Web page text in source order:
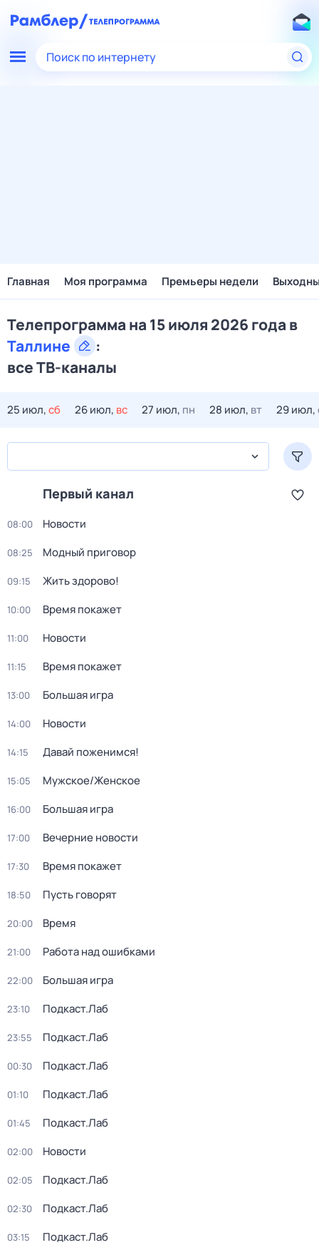
Поиск по интернету
Главная Моя программа Премьеры недели
Телепрограмма на 15 июля 2026 года в
Таллине
:
все ТВ-каналы
25 июл,сб 26 июл, вс 27 июл, пн 28 июл, вт 29 июл,
Первый канал
08:00 Новости
08:25 Модный приговор
09:15 Жить здорово!
10:00 Время покажет
11:00 Новости
11:15 Время покажет
13:00 Большая игра
14:00 Новости
14:15 Давай поженимся!
15:05 Мужское/Женское
16:00 Большая игра
17:00 Вечерние новости
17:30 Время покажет
18:50 Пусть говорят
20:00 Время
21:00 Работа над ошибками
22:00 Большая игра
23:10 Подкаст.Лаб
23:55 Подкаст.Лаб
00:30 Подкаст.Лаб
01:10 Подкаст.Лаб
01:45 Подкаст.Лаб
02:00 Новости
02:05 Подкаст.Лаб
02:30 Подкаст.Лаб
03:15 Подкаст.Лаб